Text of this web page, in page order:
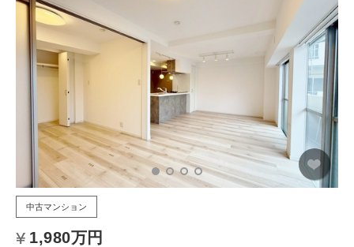
中古マンション
1,980万円